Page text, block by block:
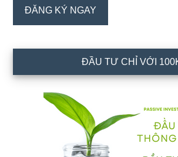
ĐĂNG KÝ NGAY
ĐẦU TƯ CHỈ VỚI